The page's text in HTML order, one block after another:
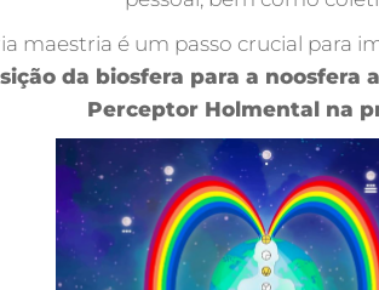
maestria é um passo crucial para
da biosfera para a noosfera
Perceptor Holmental na